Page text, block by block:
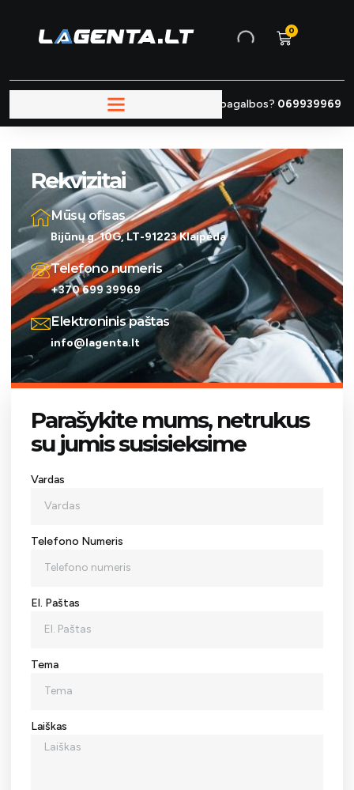
0
Reikia pagalbos? 069939969
Rekvizitai
Mūsų ofisas
Bijūnų g. 10G, LT-91223 Klaipėda
Telefono numeris
+370 699 39969
Elektroninis paštas
info@lagenta.lt
Parašykite mums, netrukus
su jumis susisieksime
Vardas
Telefono Numeris
El. Paštas
Tema
Laiškas